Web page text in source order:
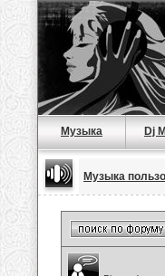
Музыка Dj
Музыка